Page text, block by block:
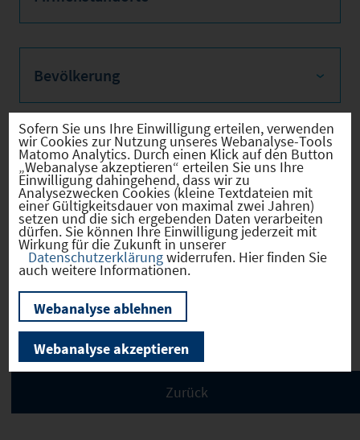
Bevölkerung
Sozialvers. Beschäftigte
Verkehrsinfrastruktur
Kommunale Infrastruktur
Sofern Sie uns Ihre Einwilligung erteilen, verwenden
wir Cookies zur Nutzung unseres Webanalyse-Tools
Matomo Analytics. Durch einen Klick auf den Button
„Webanalyse akzeptieren“ erteilen Sie uns Ihre
Einwilligung dahingehend, dass wir zu
Analysezwecken Cookies (kleine Textdateien mit
einer Gültigkeitsdauer von maximal zwei Jahren)
setzen und die sich ergebenden Daten verarbeiten
dürfen. Sie können Ihre Einwilligung jederzeit mit
Wirkung für die Zukunft in unserer
Datenschutzerklärungwiderrufen. Hier finden Sie
auch weitere Informationen.
Webanalyse ablehnen
Webanalyse akzeptieren